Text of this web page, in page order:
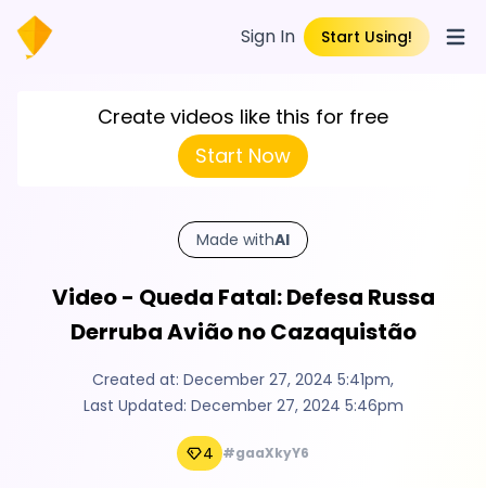
Sign In Start Using!
Create videos like this for free
Start Now
Made withAI
Video - Queda Fatal: Defesa Russa
Derruba Avião no Cazaquistão
Created at: December 27, 2024 5:41pm,
Last Updated: December 27, 2024 5:46pm
4 #gaaXkyY6